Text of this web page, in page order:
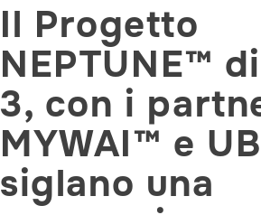
Il Progetto
NEPTUNE™
3, con i
MYWAI™ e
siglano una